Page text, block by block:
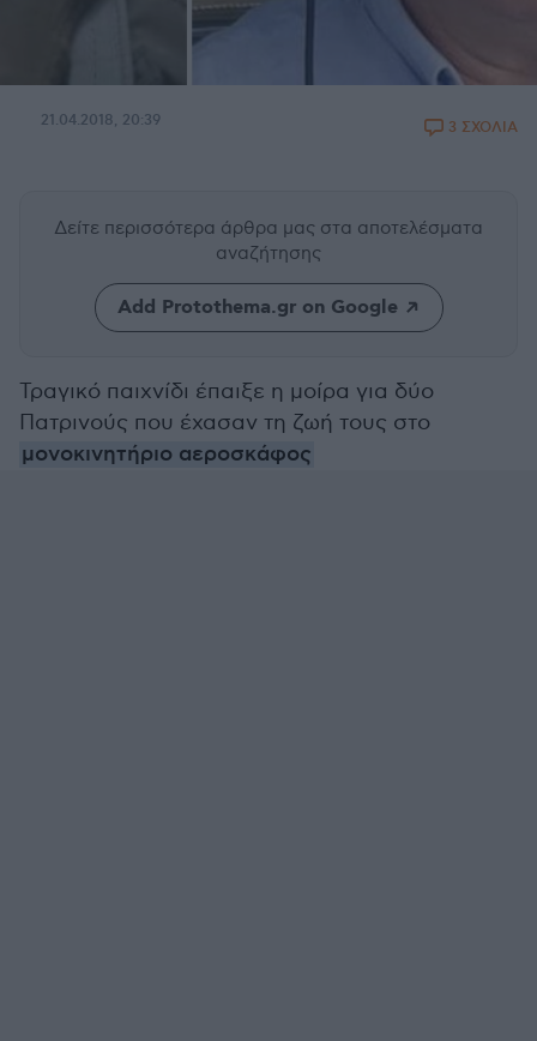
21.04.2018, 20:39 3 ΣΧΟΛΙΑ
Δείτε περισσότερα άρθρα μας στα αποτελέσματα
αναζήτησης
Add Protothema.gr on Google
Τραγικό παιχνίδι έπαιξε η μοίρα για δύο
Πατρινούς που έχασαν τη ζωή τους στο
μονοκινητήριο αεροσκάφος